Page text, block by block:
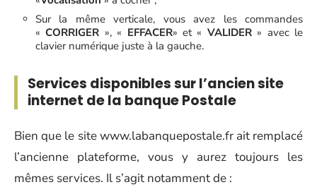
Sur la même verticale, vous avez les commandes
«CORRIGER », « EFFACER» et « VALIDER» avec le
clavier numérique juste à la gauche.
Services disponibles sur l’ancien site
internet de la banque Postale
Bien que le site www.labanquepostale.fr ait remplacé
l’ancienne plateforme, vous y aurez toujours les
mêmes services. Il s’agit notamment de :